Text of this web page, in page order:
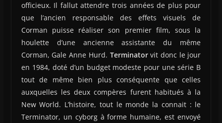
officieux. Il fallut attendre trois années de plus pour
que l’ancien responsable des effets visuels de
Corman puisse réaliser son premier film, sous la
houlette d’une ancienne assistante du même
Corman, Gale Anne Hurd. Terminatorvit donc le jour
en 1984, doté d’un budget modeste pour une série B
tout de même bien plus conséquente que celles
auxquelles les deux compères furent habitués à la
New World. L’histoire, tout le monde la connait : le
Terminator, un cyborg à forme humaine, est envoyé